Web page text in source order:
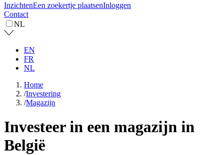
InzichtenEen zoekertje plaatsenInloggen
Contact
NL
EN
FR
NL
Home
/Investering
/Magazijn
Investeer in een magazijn in
België